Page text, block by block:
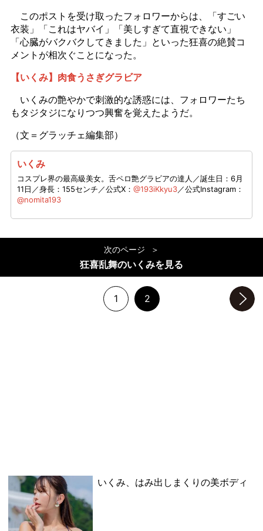
このポストを受け取ったフォロワーからは、「すごい
衣装」「これはヤバイ」「美しすぎて直視できない」
「心臓がバクバクしてきました」といった狂喜の絶賛コ
メントが相次ぐことになった。
【いくみ】肉食うさぎグラビア
いくみの艶やかで刺激的な誘惑には、フォロワーたち
もタジタジになりつつ興奮を覚えたようだ。
（文＝グラッチェ編集部）
いくみ
コスプレ界の最高級美女。舌ペロ艶グラビアの達人／誕生日：6月
11日／身長：155センチ／公式X： @193iKkyu3／公式Instagram：
@nomita193
次のページ
狂喜乱舞のいくみを見る
1 2
いくみ、はみ出しまくりの美ボディ